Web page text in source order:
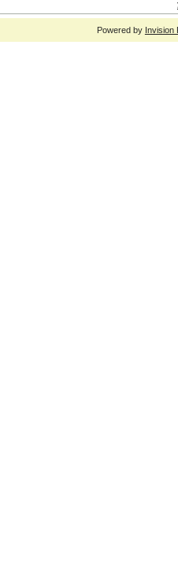
Powered by Invision